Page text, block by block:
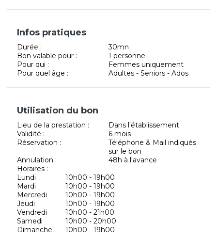
Infos pratiques
Durée :
30mn
Bon valable pour :
1 personne
Pour qui :
Femmes uniquement
Pour quel âge :
Adultes - Seniors - Ados
Utilisation du bon
Lieu de la prestation :
Dans l'établissement
Validité :
6 mois
Réservation :
Téléphone & Mail indiqués
sur le bon
Annulation :
48h à l'avance
Horaires :
Lundi
10h00 - 19h00
Mardi
10h00 - 19h00
Mercredi
10h00 - 19h00
Jeudi
10h00 - 19h00
Vendredi
10h00 - 21h00
Samedi
10h00 - 20h00
Dimanche
10h00 - 19h00